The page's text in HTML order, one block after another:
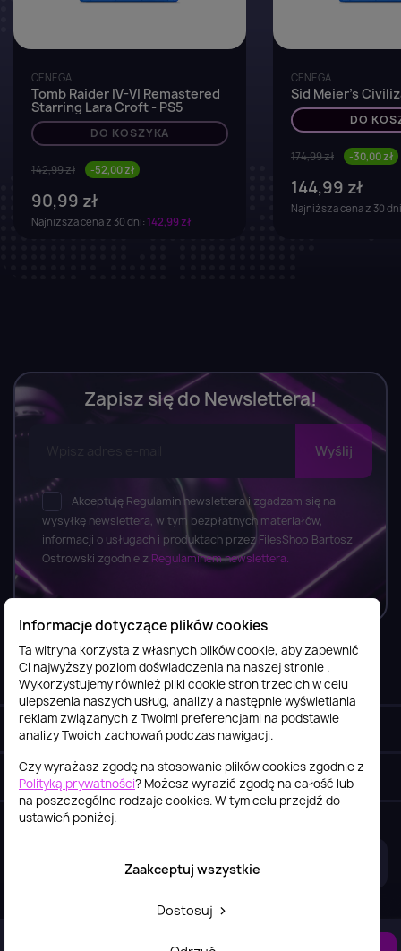
CENEGA
Tomb Raider IV-VI Remastered
Starring Lara Croft - PS5
DO KOSZYKA
142,99 zł -52,00 zł
90,99 zł
Najniższa cena z 30 dni: 142,99 zł
CENEGA
Sid Meier's
DO
174,99 zł -30,00 zł
144,99 zł
Najniższa cena z 30
Zapisz się do Newslettera!
Akceptuję Regulamin newslettera i zgadzam się na
wysyłkę newslettera, w tym bezpłatnych materiałów,
informacji o usługach i produktach przez FilesShop Bartosz
Ostrowski zgodnie z Regulaminem newslettera.
Informacje
Obsługa klienta
Szybki kontakt keyboard_arrow_down
Informacje dotyczące plików cookies
Ta witryna korzysta z własnych plików cookie, aby zapewnić
Ci najwyższy poziom doświadczenia na naszej stronie .
Wykorzystujemy również pliki cookie stron trzecich w celu
ulepszenia naszych usług, analizy a następnie wyświetlania
reklam związanych z Twoimi preferencjami na podstawie
analizy Twoich zachowań podczas nawigacji.
Czy wyrażasz zgodę na stosowanie plików cookies zgodnie z
Polityką prywatności? Możesz wyrazić zgodę na całość lub
na poszczególne rodzaje cookies. W tym celu przejdź do
ustawień poniżej.
Dostosuj
Zaakceptuj wszystkie
2026© itstore.com.pl Projekt i realizacja: